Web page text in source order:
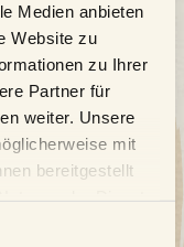
Medien anbieten
Website zu
zu Ihrer
Partner für
weiter. Unsere
mit
bereitgestellt